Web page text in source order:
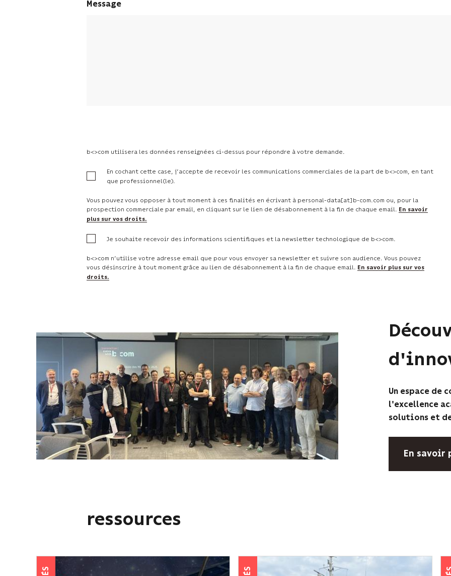
Message
b<>com utilisera les données renseignées ci-dessus pour répondre à votre demande.
En cochant cette case, j’accepte de recevoir les communications commerciales de la part de b<>com, en tant
que professionnel(le).
Vous pouvez vous opposer à tout moment à ces finalités en écrivant à personal-data[at]b-com.com ou, pour la
prospection commerciale par email, en cliquant sur le lien de désabonnement à la fin de chaque email.
En savoir
plus sur vos droits.
Je souhaite recevoir des informations scientifiques et la newsletter technologique de b<>com.
b<>com n’utilise votre adresse email que pour vous envoyer sa newsletter et suivre son audience. Vous pouvez
vous désinscrire à tout moment grâce au lien de désabonnement à la fin de chaque email.
En savoir plus sur vos
droits.
Un espace de
l'excellence
solutions et
En savoir
ressources